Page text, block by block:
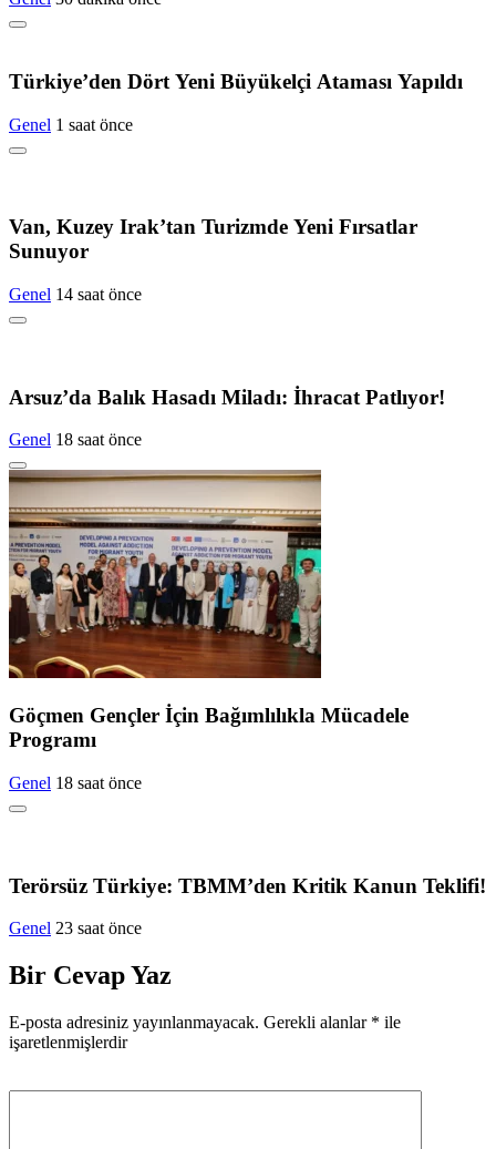
Türkiye’den Dört Yeni Büyükelçi Ataması Yapıldı
Genel 1 saat önce
Van, Kuzey Irak’tan Turizmde Yeni Fırsatlar
Sunuyor
Genel 14 saat önce
Arsuz’da Balık Hasadı Miladı: İhracat Patlıyor!
Genel 18 saat önce
Göçmen Gençler İçin Bağımlılıkla Mücadele
Programı
Genel 18 saat önce
Terörsüz Türkiye: TBMM’den Kritik Kanun Teklifi!
Genel 23 saat önce
Bir Cevap Yaz
E-posta adresiniz yayınlanmayacak. Gerekli alanlar * ile
işaretlenmişlerdir